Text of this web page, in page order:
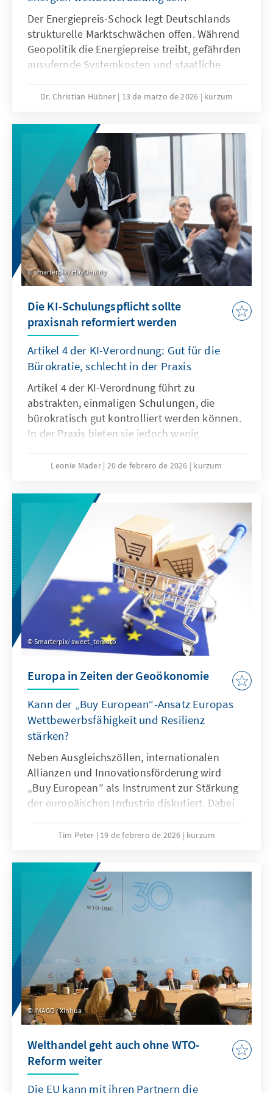
Der Energiepreis-Schock legt Deutschlands
strukturelle Marktschwächen offen. Während
Geopolitik die Energiepreise treibt, gefährden
ausufernde Systemkosten und staatliche
resiliente Energiewende wirkt dem entgegen
wettbewerbsfähig. So lässt sich unser
Industriestandort sichern und verhindert,
dass Klimaschutz durch den Verlust
wertvoller Wertschöpfung erkauft wird.
Dr. Christian Hübner 13 de marzo de 2026 kurzum
smarterpix / HayDmitriy
Die KI-Schulungspflicht sollte
praxisnah reformiert werden
Artikel 4 der KI-Verordnung: Gut für die
Bürokratie, schlecht in der Praxis
Artikel 4 der KI-Verordnung führt zu
abstrakten, einmaligen Schulungen, die
bürokratisch gut kontrolliert werden können.
In der Praxis bieten sie jedoch wenig
agile, sektorale Lehr- und Lernangebote. Der
Omnibus modifiziert werden.
Leonie Mader 20 de febrero de 2026 kurzum
Smarterpix/ sweet_tomato
Europa in Zeiten der Geoökonomie
Kann der „Buy European“-Ansatz Europas
Wettbewerbsfähigkeit und Resilienz
stärken?
Neben Ausgleichszöllen, internationalen
Allianzen und Innovationsförderung wird
„Buy European” als Instrument zur Stärkung
der europäischen Industrie diskutiert. Dabei
und nur in eng definierten Bereichen
Kombination aus gezielten Ausgleichszöllen
bei unfairem Wettbewerb und einer offensiven
Freihandelsagenda.
Tim Peter 19 de febrero de 2026 kurzum
IMAGO / Xinhua
Welthandel geht auch ohne WTO-
Reform weiter
Die EU kann mit ihren Partnern die